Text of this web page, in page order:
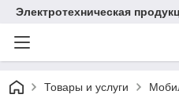
Электротехническая
Товары и услуги